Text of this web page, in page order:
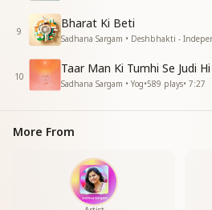
9
Bharat Ki Beti
10
Taar Man Ki Tumhi Se Judi
Sadhana Sargam • Yog•589 plays• 7:27
More From